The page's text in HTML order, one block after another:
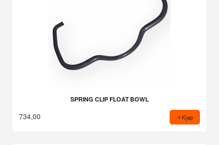
SPRING CLIP FLOAT BOWL
734,00 Kjøp